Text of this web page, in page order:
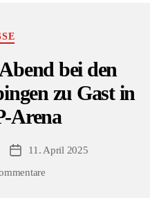
bei den
zu Gast in
Arena
Veröffentlichungsdatum
11. April 2025
zu